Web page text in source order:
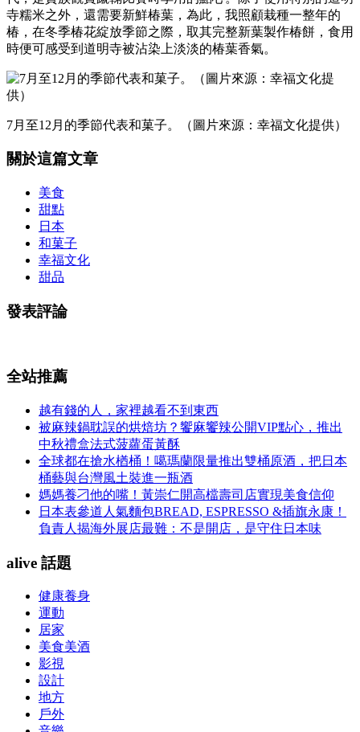
寺糯米之外，還需要新鮮椿葉，為此，我照顧栽種一整年的
椿，在冬季椿花綻放季節之際，取其完整新葉製作椿餅，食用
時便可感受到道明寺被沾染上淡淡的椿葉香氣。
7月至12月的季節代表和菓子。（圖片來源：幸福文化提供）
關於這篇文章
美食
甜點
日本
和菓子
幸福文化
甜品
發表評論
全站推薦
越有錢的人，家裡越看不到東西
被麻辣鍋耽誤的烘焙坊？饗麻饗辣公開VIP點心，推出
中秋禮盒法式菠蘿蛋黃酥
全球都在搶水楢桶！噶瑪蘭限量推出雙桶原酒，把日本
桶藝與台灣風土裝進一瓶酒
媽媽養刁他的嘴！黃崇仁開高檔壽司店實現美食信仰
日本表參道人氣麵包BREAD, ESPRESSO &插旗永康！
負責人揭海外展店最難：不是開店，是守住日本味
alive 話題
健康養身
運動
居家
美食美酒
影視
設計
地方
戶外